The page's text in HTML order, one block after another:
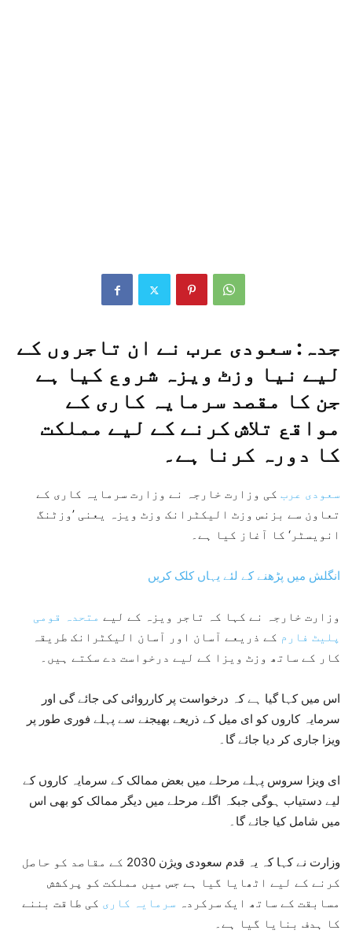
جدہ: سعودی عرب نے ان تاجروں کے
لیے نیا وزٹ ویزہ شروع کیا ہے
جن کا مقصد سرمایہ کاری کے
مواقع تلاش کرنے کے لیے مملکت
کا دورہ کرنا ہے۔
سعودی عرب کی وزارت خارجہ نے وزارت سرمایہ کاری کے
تعاون سے بزنس وزٹ الیکٹرانک وزٹ ویزہ یعنی ’وزٹنگ
انویسٹر‘ کا آغاز کیا ہے۔
انگلش میں پڑھنے کے لئے یہاں کلک کریں
وزارت خارجہ نے کہا کہ تاجر ویزہ کے لیے متحدہ قومی
پلیٹ فارم کے ذریعے آسان اور آسان الیکٹرانک طریقہ
کار کے ساتھ وزٹ ویزا کے لیے درخواست دے سکتے ہیں۔
اس میں کہا گیا ہے کہ درخواست پر کارروائی کی جائے گی اور
سرمایہ کاروں کو ای میل کے ذریعے بھیجنے سے پہلے فوری طور پر
ویزا جاری کر دیا جائے گا۔
ای ویزا سروس پہلے مرحلے میں بعض ممالک کے سرمایہ کاروں کے
لیے دستیاب ہوگی جبکہ اگلے مرحلے میں دیگر ممالک کو بھی اس
میں شامل کیا جائے گا۔
وزارت نے کہا کہ یہ قدم سعودی ویژن 2030 کے مقاصد کو حاصل
کرنے کے لیے اٹھایا گیا ہے جس میں مملکت کو پرکشش
مسابقت کے ساتھ ایک سرکردہ سرمایہ کاری کی طاقت بننے
کا ہدف بنایا گیا ہے۔